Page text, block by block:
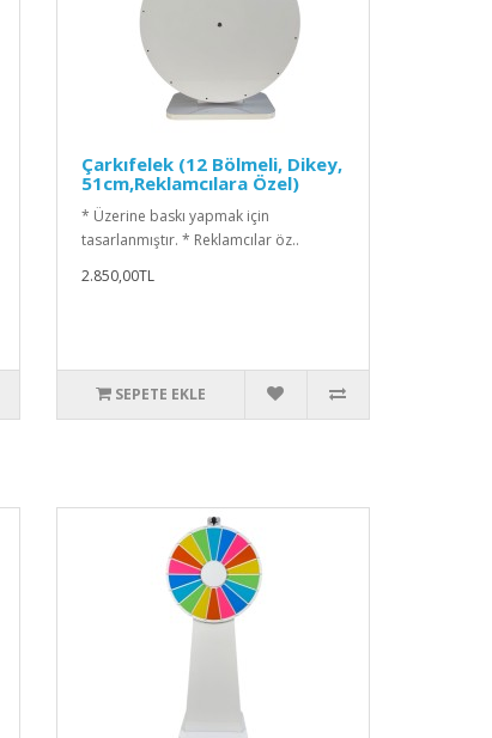
Çarkıfelek (12 Bölmeli, Dikey,
51cm,Reklamcılara Özel)
* Üzerine baskı yapmak için
tasarlanmıştır. * Reklamcılar öz..
2.850,00TL
SEPETE EKLE